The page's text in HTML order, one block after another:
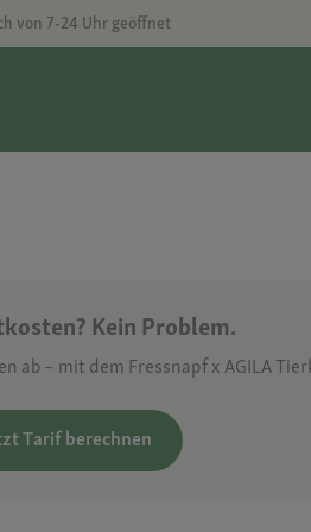
von 7-24 Uhr geöffnet
Kein Problem.
ab – mit dem Fressnapf x AGILA
Tarif berechnen